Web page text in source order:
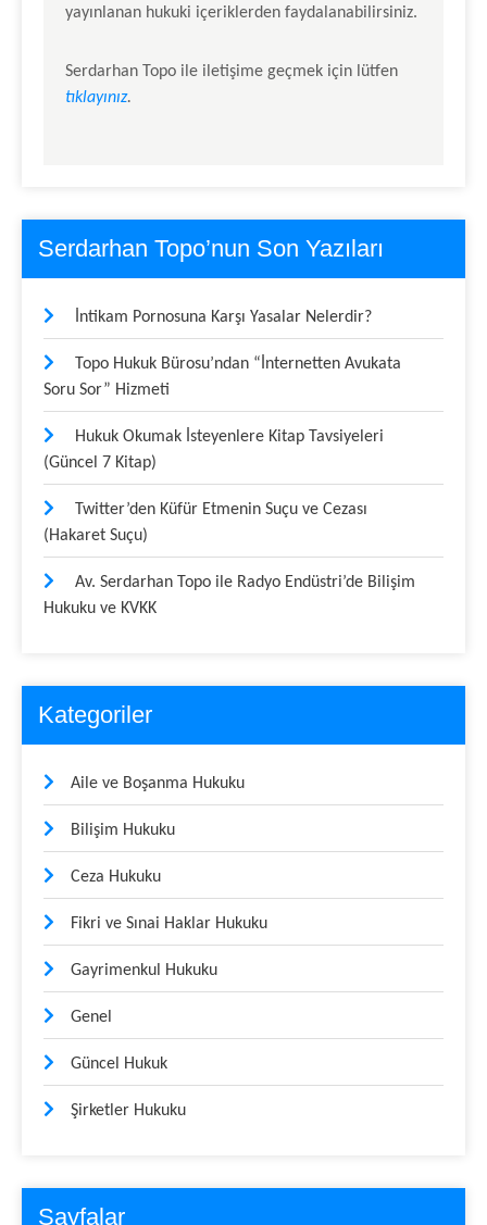
yayınlanan hukuki içeriklerden faydalanabilirsiniz.
Serdarhan Topo ile iletişime geçmek için lütfen
tıklayınız.
Serdarhan Topo’nun Son Yazıları
İntikam Pornosuna Karşı Yasalar Nelerdir?
Topo Hukuk Bürosu’ndan “İnternetten Avukata
Soru Sor” Hizmeti
Hukuk Okumak İsteyenlere Kitap Tavsiyeleri
(Güncel 7 Kitap)
Twitter’den Küfür Etmenin Suçu ve Cezası
(Hakaret Suçu)
Av. Serdarhan Topo ile Radyo Endüstri’de Bilişim
Hukuku ve KVKK
Kategoriler
Aile ve Boşanma Hukuku
Bilişim Hukuku
Ceza Hukuku
Fikri ve Sınai Haklar Hukuku
Gayrimenkul Hukuku
Genel
Güncel Hukuk
Şirketler Hukuku
Sayfalar